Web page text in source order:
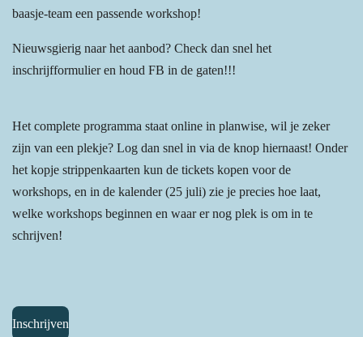
baasje-team een passende workshop!
Nieuwsgierig naar het aanbod? Check dan snel het
inschrijfformulier en houd FB in de gaten!!!
Het complete programma staat online in planwise, wil je zeker
zijn van een plekje? Log dan snel in via de knop hiernaast! Onder
het kopje strippenkaarten kun de tickets kopen voor de
workshops, en in de kalender (25 juli) zie je precies hoe laat,
welke workshops beginnen en waar er nog plek is om in te
schrijven!
Inschrijven